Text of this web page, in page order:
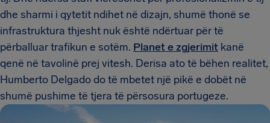
dhe sharmi i qytetit ndihet në dizajn, shumë thonë se
infrastruktura thjesht nuk është ndërtuar për të
përballuar trafikun e sotëm. Planet e zgjerimit kanë
qenë në tavolinë prej vitesh. Derisa ato të bëhen realitet,
Humberto Delgado do të mbetet një pikë e dobët në
shumë pushime të tjera të përsosura portugeze.